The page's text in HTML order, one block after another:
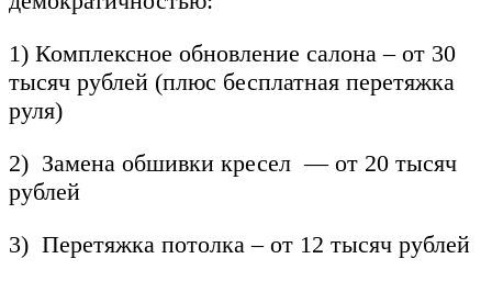
1) Комплексное обновление салона – от 30
тысяч рублей (плюс бесплатная перетяжка
руля)
2) Замена обшивки кресел — от 20 тысяч
рублей
3) Перетяжка потолка – от 12 тысяч рублей